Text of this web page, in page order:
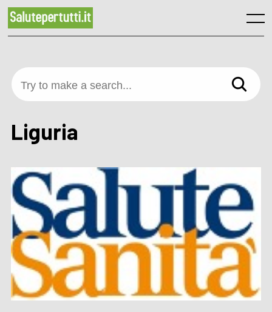
Skip
content
Menu
Try to make a search...
Liguria